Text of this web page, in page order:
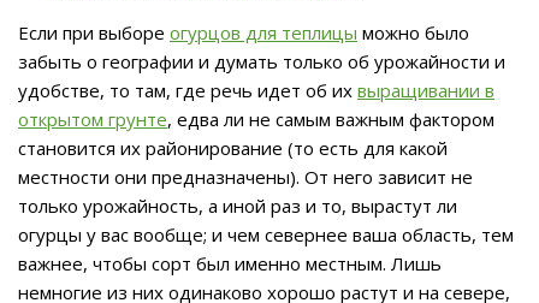
Если при выборе огурцов для теплицы можно было
забыть о географии и думать только об урожайности и
удобстве, то там, где речь идет об их выращивании в
открытом грунте, едва ли не самым важным фактором
становится их районирование (то есть для какой
местности они предназначены). От него зависит не
только урожайность, а иной раз и то, вырастут ли
огурцы у вас вообще; и чем севернее ваша область, тем
важнее, чтобы сорт был именно местным. Лишь
немногие из них одинаково хорошо растут и на севере,